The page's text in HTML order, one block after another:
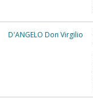
D'ANGELO Don Virgilio